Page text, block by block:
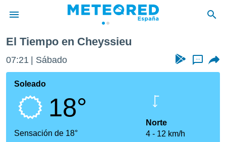
de
por
que se
calidad.
a este
las
El Tiempo en Cheyssieu
07:21 Sábado ...
Soleado
18°
Sensación de 18°
Norte
4
12 km/h